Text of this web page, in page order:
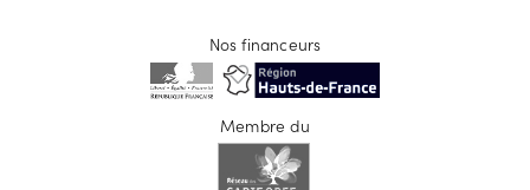
Nos financeurs
Membre du